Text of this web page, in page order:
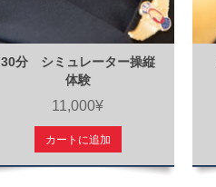
30分 シミュレーター操縦
体験
11,000¥
カートに追加